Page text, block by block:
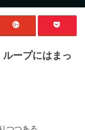
ープにはまっ